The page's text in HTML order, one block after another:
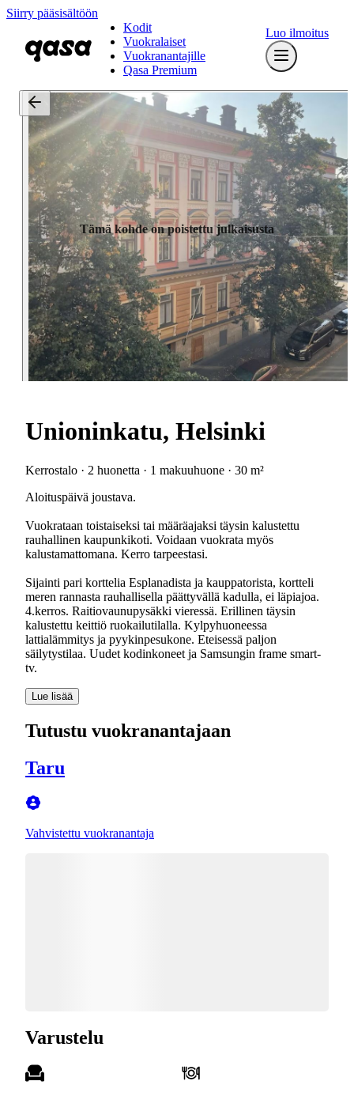
Siirry pääsisältöön
Kodit
Vuokralaiset
Vuokranantajille
Qasa Premium
Luo ilmoitus
Tämä kohde on poistettu julkaisusta
Unioninkatu, Helsinki
Kerrostalo · 2 huonetta · 1 makuuhuone · 30 m²
Aloituspäivä joustava.
Vuokrataan toistaiseksi tai määräajaksi täysin kalustettu
rauhallinen kaupunkikoti. Voidaan vuokrata myös
kalustamattomana. Kerro tarpeestasi.
Sijainti pari korttelia Esplanadista ja kauppatorista, kortteli
meren rannasta rauhallisella päättyvällä kadulla, ei läpiajoa.
4.kerros. Raitiovaunupysäkki vieressä. Erillinen täysin
kalustettu keittiö ruokailutilalla. Kylpyhuoneessa
lattialämmitys ja pyykinpesukone. Eteisessä paljon
säilytystilaa. Uudet kodinkoneet ja Samsungin frame smart-
tv.
Lue lisää
Tutustu vuokranantajaan
Taru
Vahvistettu vuokranantaja
Varustelu